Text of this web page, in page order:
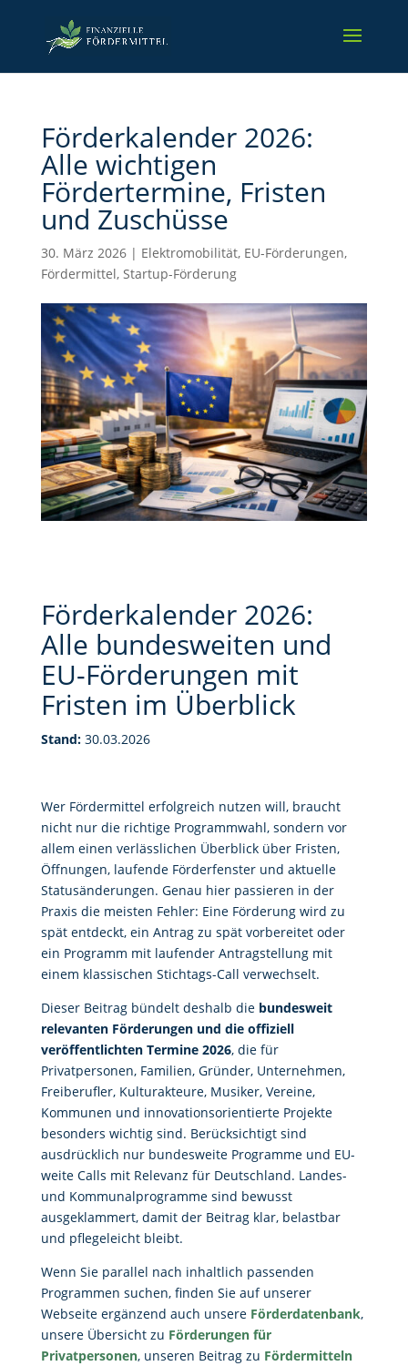
Förderkalender 2026:
Alle wichtigen
Fördertermine, Fristen
und Zuschüsse
30. März 2026| Elektromobilität, EU-Förderungen,
Fördermittel, Startup-Förderung
Förderkalender 2026:
Alle bundesweiten und
EU-Förderungen mit
Fristen im Überblick
Stand:30.03.2026
Wer Fördermittel erfolgreich nutzen will, braucht
nicht nur die richtige Programmwahl, sondern vor
allem einen verlässlichen Überblick über Fristen,
Öffnungen, laufende Förderfenster und aktuelle
Statusänderungen. Genau hier passieren in der
Praxis die meisten Fehler: Eine Förderung wird zu
spät entdeckt, ein Antrag zu spät vorbereitet oder
ein Programm mit laufender Antragstellung mit
einem klassischen Stichtags-Call verwechselt.
Dieser Beitrag bündelt deshalb die bundesweit
relevanten Förderungen und die offiziell
veröffentlichten Termine 2026, die für
Privatpersonen, Familien, Gründer, Unternehmen,
Freiberufler, Kulturakteure, Musiker, Vereine,
Kommunen und innovationsorientierte Projekte
besonders wichtig sind. Berücksichtigt sind
ausdrücklich nur bundesweite Programme und EU-
weite Calls mit Relevanz für Deutschland. Landes-
und Kommunalprogramme sind bewusst
ausgeklammert, damit der Beitrag klar, belastbar
und pflegeleicht bleibt.
Wenn Sie parallel nach inhaltlich passenden
Programmen suchen, finden Sie auf unserer
Webseite ergänzend auch unsere Förderdatenbank,
unsere Übersicht zu Förderungen für
Privatpersonen, unseren Beitrag zu Fördermitteln